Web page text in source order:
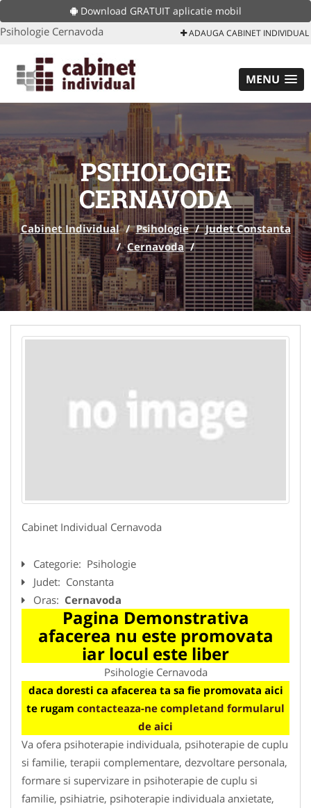
Download GRATUIT aplicatie mobil
Psihologie Cernavoda ADAUGA CABINET INDIVIDUAL
MENU
PSIHOLOGIE
CERNAVODA
Cabinet Individual / Psihologie / Judet Constanta
/ Cernavoda /
Cabinet Individual Cernavoda
Categorie: Psihologie
Judet: Constanta
Oras: Cernavoda
Pagina Demonstrativa
afacerea nu este promovata
iar locul este liber
Psihologie Cernavoda
daca doresti ca afacerea ta sa fie promovata aici
te rugam contacteaza-ne completand formularul
de aici
Va ofera psihoterapie individuala, psihoterapie de cuplu
si familie, terapii complementare, dezvoltare personala,
formare si supervizare in psihoterapie de cuplu si
familie, psihiatrie, psihoterapie individuala anxietate,